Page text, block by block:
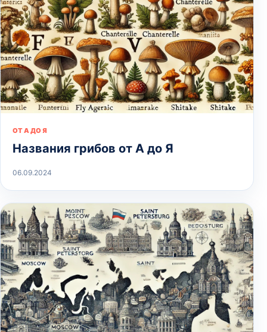
ОТ А ДО Я
Названия грибов от А до Я
06.09.2024